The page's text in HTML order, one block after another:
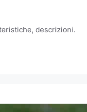
descrizioni.